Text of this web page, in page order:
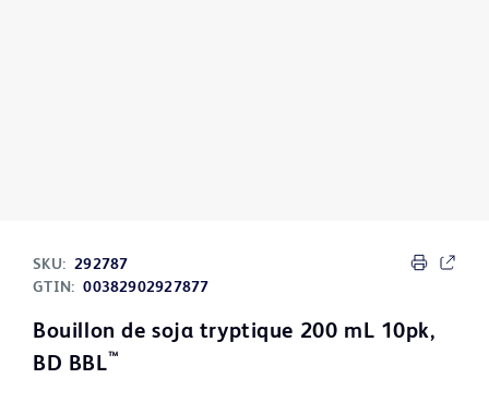
SKU: 292787
GTIN: 00382902927877
Bouillon de soja tryptique 200 mL 10pk,
BD BBL™